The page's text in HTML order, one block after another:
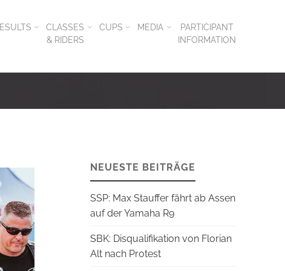
CLASSES
& RIDERS
CUPS MEDIA
PARTICIPANT
INFORMATION
NEUESTE BEITRÄGE
SSP: Max Stauffer fährt ab Assen
auf der Yamaha R9
SBK: Disqualifikation von Florian
Alt nach Protest